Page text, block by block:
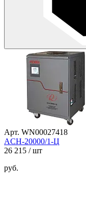
Арт. WN00027418
ACH-20000/1-Ц
26 215 / шт
руб.